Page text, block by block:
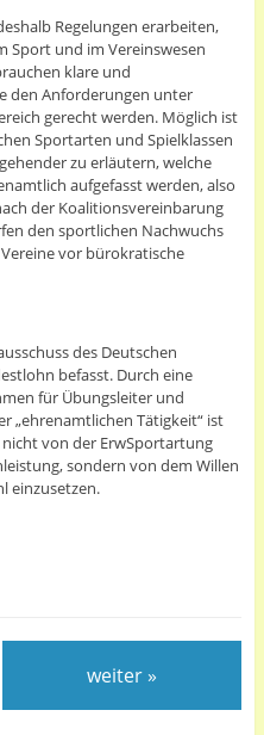
Regelungen erarbeiten,
Sport und im Vereinswesen
klare und
den Anforderungen unter
gerecht werden. Möglich ist
Sportarten und Spielklassen
zu erläutern, welche
aufgefasst werden, also
der Koalitionsvereinbarung
den sportlichen Nachwuchs
vor bürokratische
des Deutschen
befasst. Durch eine
für Übungsleiter und
„ehrenamtlichen Tätigkeit“ ist
von der ErwSportartung
sondern von dem Willen
einzusetzen.
weiter »